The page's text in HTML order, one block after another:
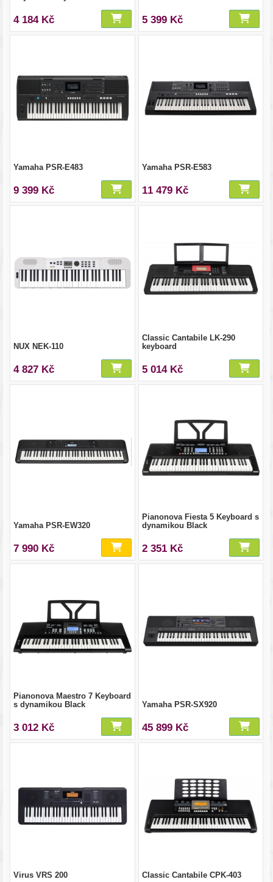
4 184 Kč 5 399 Kč
Yamaha PSR-E483
9 399 Kč
Yamaha PSR-E583
11 479 Kč
NUX NEK-110
4 827 Kč
Classic Cantabile LK-290
keyboard
5 014 Kč
Yamaha PSR-EW320
7 990 Kč
Pianonova Fiesta 5 Keyboard s
dynamikou Black
2 351 Kč
Pianonova Maestro 7 Keyboard
s dynamikou Black
3 012 Kč
Yamaha PSR-SX920
45 899 Kč
Virus VRS 200 Classic Cantabile CPK-403